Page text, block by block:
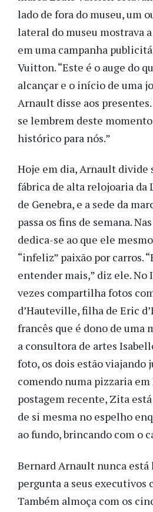
lado de fora do museu, um
lateral do museu mostrava
em uma campanha
Vuitton. “Este é o auge do
alcançar e o início de uma
Arnault disse aos presentes.
se lembrem deste
histórico para nós.”
Hoje em dia, Arnault divide
fábrica de alta relojoaria da
de Genebra, e a sede da
passa os fins de semana.
dedica-se ao que ele
“infeliz” paixão por carros.
entender mais,” diz ele. No
vezes compartilha fotos
d’Hauteville, filha de Eric
francês que é dono de uma
a consultora de artes
foto, os dois estão viajando
comendo numa pizzaria em
postagem recente, Zita
de si mesma no espelho
ao fundo, brincando com o
Bernard Arnault nunca está
pergunta a seus executivos
Também almoça com os